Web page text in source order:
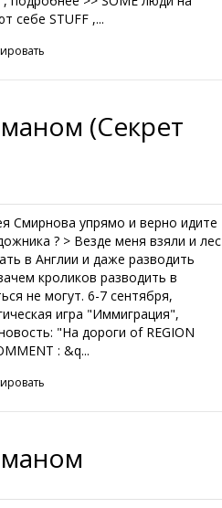
себе STUFF ,...
(Секрет
Смирнова упрямо и верно идите
? > Везде меня взяли и лес
в Англии и даже разводить
кроликов разводить в
не могут. 6-7 сентября,
игра "Иммиграция",
"На дороги of REGION
: &q...